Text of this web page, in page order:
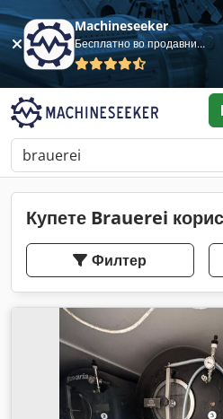
Machineseeker
Бесплатно во продавница
Купете Brauerei
Филтер